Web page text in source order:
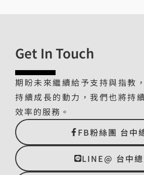
Get In Touch
期盼未來繼續給予支持與指教
持續成長的動力，我們也將持
效率的服務。
FB粉絲團 台中
LINE@ 台中